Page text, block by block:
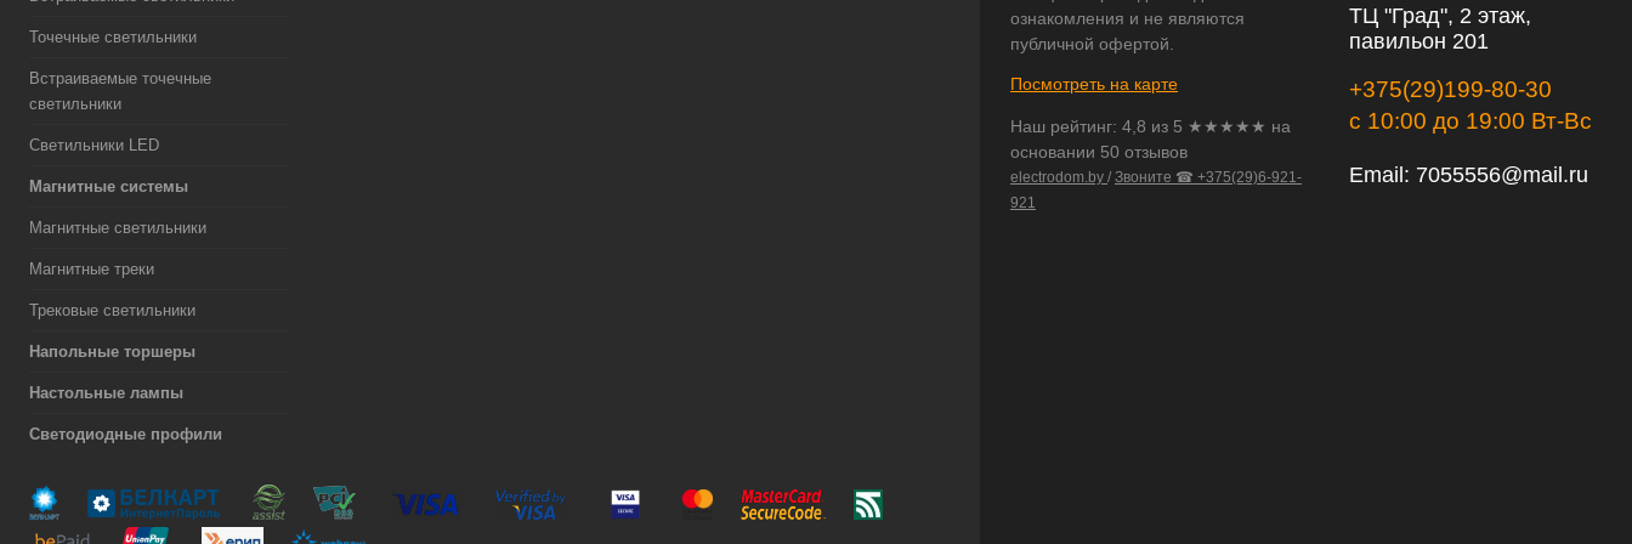
Точечные светильники
Встраиваемые точечные
светильники
Светильники LED
Магнитные системы
Магнитные светильники
Магнитные треки
Трековые светильники
Напольные торшеры
Настольные лампы
Светодиодные профили
ознакомления и не являются
публичной офертой.
Посмотреть на карте
Наш рейтинг: 4,8 из 5 ★★★★★ на
основании 50 отзывов
electrodom.by / Звоните ☎ +375(29)6-921-
921
ТЦ "Град", 2 этаж,
павильон 201
+375(29)199-80-30
с 10:00 до 19:00 Вт-Вс
Email: 7055556@mail.ru